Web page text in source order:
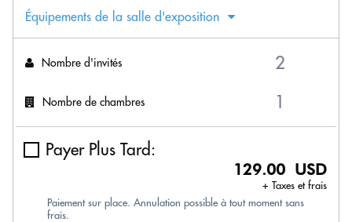
Équipements de la salle d'exposition
Nombre d'invités
Nombre de chambres
Payer Plus Tard:
129.00 USD
+ Taxes et frais
Paiement sur place. Annulation possible à tout moment sans
frais.